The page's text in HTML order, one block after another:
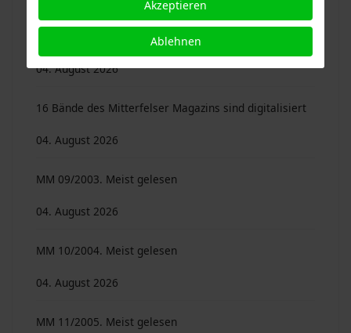
Mitterfelser Magazin 16/2010. 40 Beiträge von 25
04. August 2026
16 Bände des Mitterfelser Magazins sind digitalisiert
04. August 2026
MM 09/2003. Meist gelesen
04. August 2026
MM 10/2004. Meist gelesen
04. August 2026
MM 11/2005. Meist gelesen
Akzeptieren
Ablehnen